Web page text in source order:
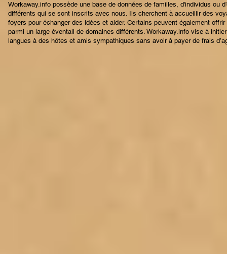
Workaway.info possède une base de données de familles, d'individus ou
différents qui se sont inscrits avec nous. Ils cherchent à accueillir des
foyers pour échanger des idées et aider. Certains peuvent également
parmi un large éventail de domaines différents. Workaway.info vise à
langues à des hôtes et amis sympathiques sans avoir à payer de frais